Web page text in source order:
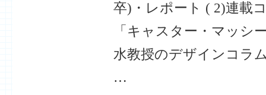
卒)・レポート ( 2)連載
「キャスター・マッシ
水教授のデザインコ
…